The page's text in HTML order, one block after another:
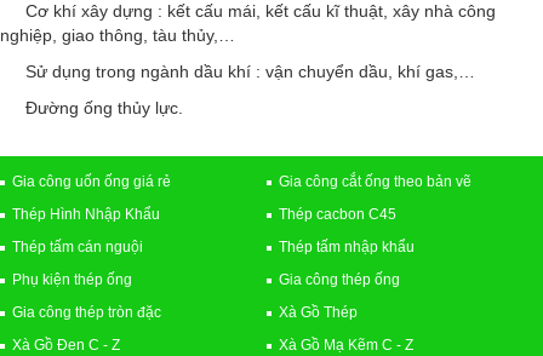
khí xây dựng : kết cấu mái, kết cấu kĩ thuật, xây nhà công
nghiệp, giao thông, tàu thủy,…
dụng trong ngành dầu khí : vận chuyển dầu, khí gas,…
ống thủy lực.
Gia công uốn ống giá rẻ
Gia công cắt ống theo bản vẽ
Thép Hình Nhập Khẩu
Thép cacbon C45
Thép tấm cán nguội
Thép tấm nhập khẩu
Phụ kiện thép ống
Gia công thép ống
Gia công thép tròn đặc
Xà Gồ Thép
Xà Gồ Đen C - Z
Xà Gồ Mạ Kẽm C - Z